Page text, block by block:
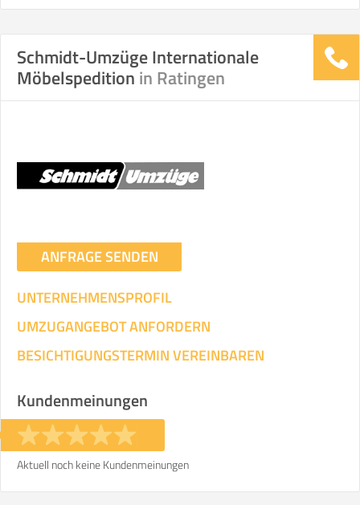
Stunden
KOSTENSCHÄTZUNG: € -€
Mitarbeiter Zeit pro Mitarbeiter
KOSTENSCHÄTZUNG:
ICH MÖCHTE ANGEBOTE ANFORDERN
Schmidt-Umzüge Internationale
Möbelspedition in Ratingen
ANFRAGE SENDEN
UNTERNEHMENSPROFIL
UMZUGANGEBOT ANFORDERN
BESICHTIGUNGSTERMIN VEREINBAREN
Kundenmeinungen
Aktuell noch keine Kundenmeinungen